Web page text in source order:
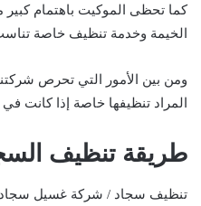
كما تحظى الموكيت باهتمام
الخيمة وخدمة تنظيف خاصة
ومن بين الأمور التي تحرص
المراد تنظيفها خاصة إذا كانت
طريقة تنظيف
تنظيف سجاد / شركة غسيل